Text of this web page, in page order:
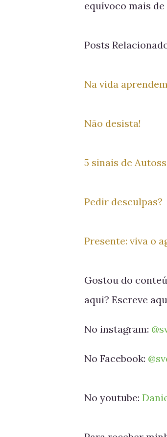
equívoco mais
Posts
Na vida
Não desista!
5 sinais de
Pedir desculpas?
Presente: viva o
Gostou do
aqui? Escreve
No instagram:
No Facebook:
No youtube: